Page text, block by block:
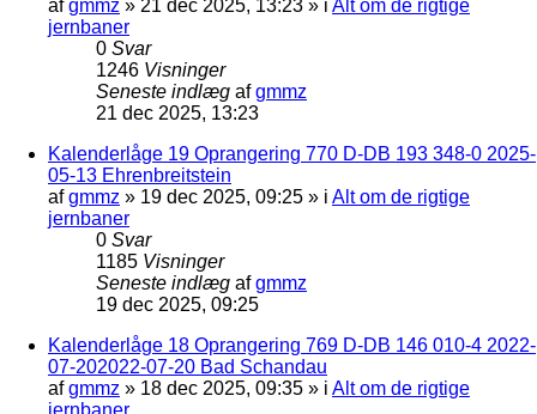
afgmmz » 21 dec 2025, 13:23 » i Alt om de rigtige
jernbaner
0 Svar
1246 Visninger
Seneste indlæg afgmmz
21 dec 2025, 13:23
Kalenderlåge 19 Oprangering 770 D-DB 193 348-0 2025-
05-13 Ehrenbreitstein
afgmmz » 19 dec 2025, 09:25 » i Alt om de rigtige
jernbaner
0 Svar
1185 Visninger
Seneste indlæg afgmmz
19 dec 2025, 09:25
Kalenderlåge 18 Oprangering 769 D-DB 146 010-4 2022-
07-202022-07-20 Bad Schandau
afgmmz » 18 dec 2025, 09:35 » i Alt om de rigtige
jernbaner